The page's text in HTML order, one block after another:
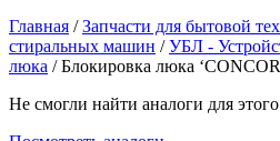
Главная /Запчасти для бытовой
стиральных машин /УБЛ -
люка / Блокировка люка
Не смогли найти аналоги для